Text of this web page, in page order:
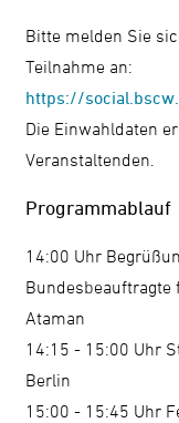
Bitte melden Sie
Teilnahme an:
https://
Die Einwahldaten
Veranstaltenden.
Programmablauf
14:00 Uhr
Ataman
14:15 - 15:00 Uhr
Berlin
15:00 - 15:45 Uhr